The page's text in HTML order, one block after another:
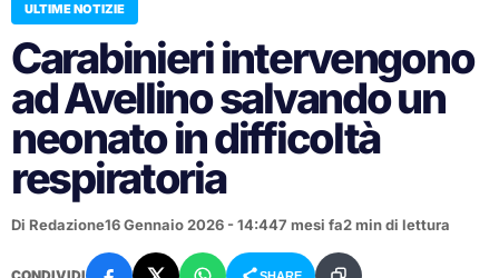
ULTIME NOTIZIE
Carabinieri intervengono
ad Avellino salvando un
neonato in difficoltà
respiratoria
Di Redazione16 Gennaio 2026 - 14:447 mesi fa2 min di lettura